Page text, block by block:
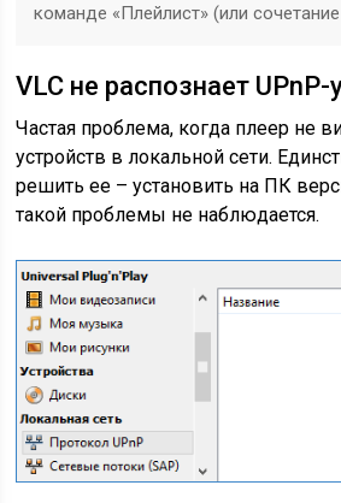
команде «Плейлист» (или
VLC не распознает UPnP-
Частая проблема, когда плеер не
устройств в локальной сети.
решить ее – установить на ПК
такой проблемы не наблюдается.